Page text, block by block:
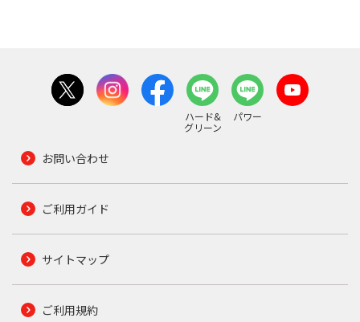
ハード&
グリーン
パワー
お問い合わせ
ご利用ガイド
サイトマップ
ご利用規約